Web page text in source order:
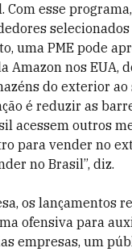
Com esse
uma PME pode
Amazon nos EUA,
do exterior ao
é reduzir as
acessem outros
para vender no
no Brasil”, diz.
os lançamentos
ofensiva para
empresas, um